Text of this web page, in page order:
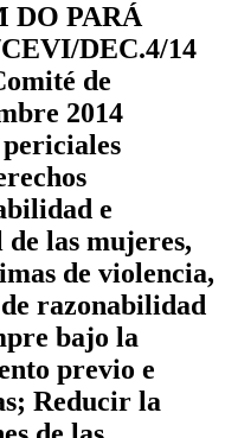
DO PARÁ
DEC.4/14
de
2014
e
las mujeres,
de violencia,
razonabilidad
bajo la
previo e
Reducir la